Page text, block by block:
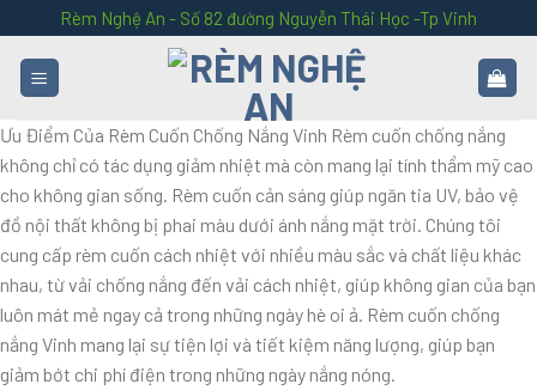
to
content
Rèm Nghệ An - Số 82 đường Nguyễn Thái Học -Tp Vinh
Ưu Điểm Của Rèm Cuốn Chống Nắng Vinh Rèm cuốn chống nắng
không chỉ có tác dụng giảm nhiệt mà còn mang lại tính thẩm mỹ cao
cho không gian sống. Rèm cuốn cản sáng giúp ngăn tia UV, bảo vệ
đồ nội thất không bị phai màu dưới ánh nắng mặt trời. Chúng tôi
cung cấp rèm cuốn cách nhiệt với nhiều màu sắc và chất liệu khác
nhau, từ vải chống nắng đến vải cách nhiệt, giúp không gian của bạn
luôn mát mẻ ngay cả trong những ngày hè oi ả. Rèm cuốn chống
nắng Vinh mang lại sự tiện lợi và tiết kiệm năng lượng, giúp bạn
giảm bớt chi phí điện trong những ngày nắng nóng.